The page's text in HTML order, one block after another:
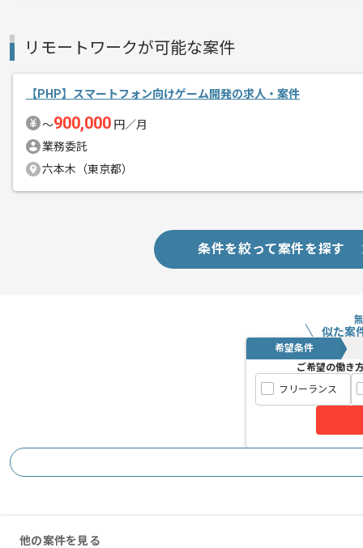
メント
※リモート頻度は習熟度や状況に応じ
これまでのご経験を活かしてご活躍いた
リモートワークが可能な案件
【PHP】スマートフォン向けゲーム開発の求人・案件
〜900,000 円／月
業務委託
六本木（東京都）
条件を絞って案件を探す
似た案
希望条件
ご希望の働き
フリーランス
他の案件を見る